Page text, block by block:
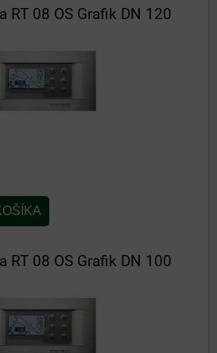
RT 08 OS Grafik DN 120
RT 08 OS Grafik DN 100